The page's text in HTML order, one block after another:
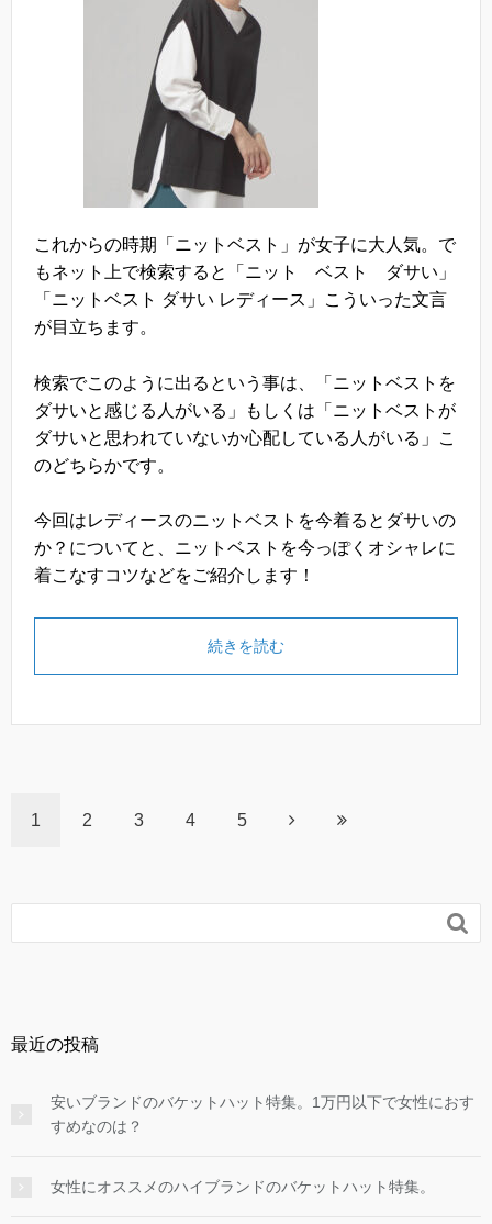
これからの時期「ニットベスト」が女子に大人気。で
もネット上で検索すると「ニット ベスト ダサい」
「ニットベスト ダサい レディース」こういった文言
が目立ちます。
検索でこのように出るという事は、「ニットベストを
ダサいと感じる人がいる」もしくは「ニットベストが
ダサいと思われていないか心配している人がいる」こ
のどちらかです。
今回はレディースのニットベストを今着るとダサいの
か？についてと、ニットベストを今っぽくオシャレに
着こなすコツなどをご紹介します！
続きを読む
1 2 3 4 5

最近の投稿
安いブランドのバケットハット特集。1万円以下で女性におす
すめなのは？
女性にオススメのハイブランドのバケットハット特集。